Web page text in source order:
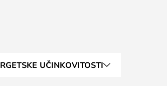
UČINKOVITOSTI